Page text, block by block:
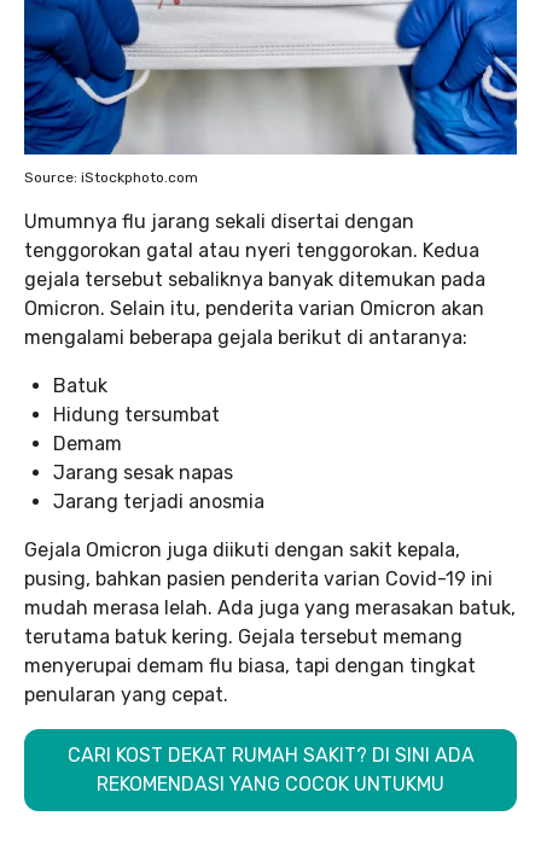
Source: iStockphoto.com
Umumnya flu jarang sekali disertai dengan
tenggorokan gatal atau nyeri tenggorokan. Kedua
gejala tersebut sebaliknya banyak ditemukan pada
Omicron. Selain itu, penderita varian Omicron akan
mengalami beberapa gejala berikut di antaranya:
Batuk
Hidung tersumbat
Demam
Jarang sesak napas
Jarang terjadi anosmia
Gejala Omicron juga diikuti dengan sakit kepala,
pusing, bahkan pasien penderita varian Covid-19 ini
mudah merasa lelah. Ada juga yang merasakan batuk,
terutama batuk kering. Gejala tersebut memang
menyerupai demam flu biasa, tapi dengan tingkat
penularan yang cepat.
CARI KOST DEKAT RUMAH SAKIT? DI SINI ADA
REKOMENDASI YANG COCOK UNTUKMU